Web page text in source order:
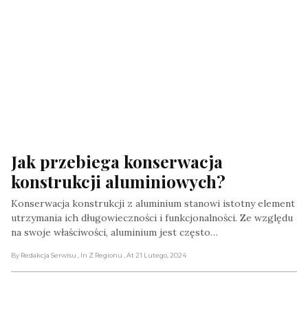
Jak przebiega konserwacja
konstrukcji aluminiowych?
Konserwacja konstrukcji z aluminium stanowi istotny element
utrzymania ich długowieczności i funkcjonalności. Ze względu
na swoje właściwości, aluminium jest często…
By Redakcja Serwisu , In Z Regionu , At 21 Lutego, 2024